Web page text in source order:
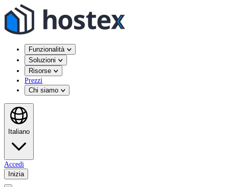
Funzionalità
Soluzioni
Risorse
Prezzi
Chi siamo
Italiano
Accedi
Inizia